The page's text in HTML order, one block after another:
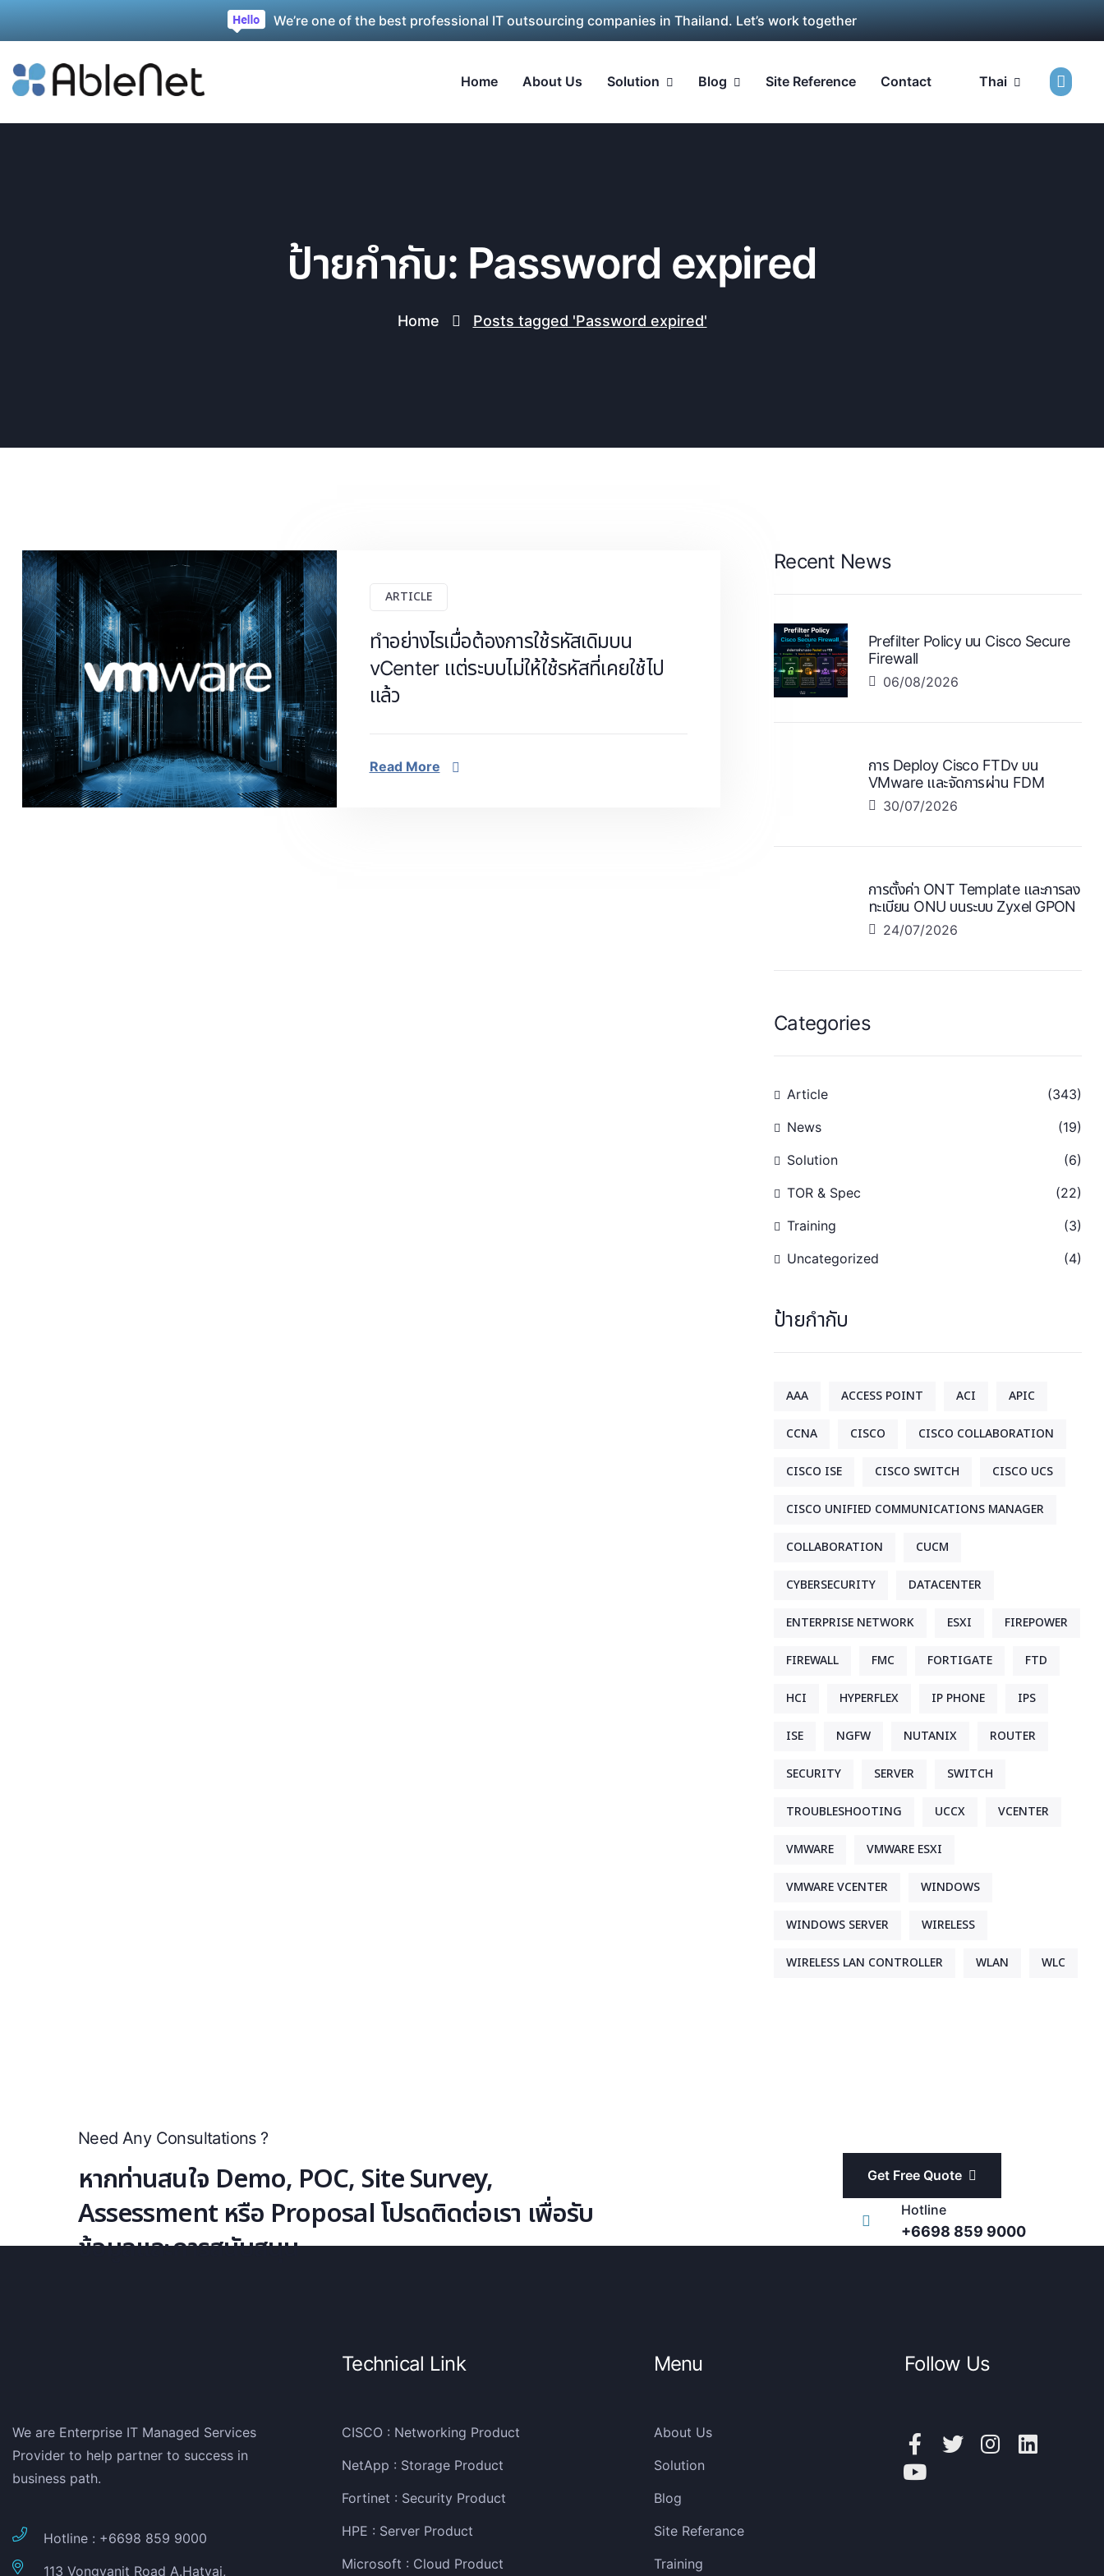
We’re one of the best professional IT outsourcing companies in Thailand. Let’s work together
Home About Us Solution Blog Site Reference Contact Thai
ป้ายกำกับ: Password expired
Home Posts tagged 'Password expired'
ARTICLE
ทำอย่างไรเมื่อต้องการใช้รหัสเดิมบน
vCenter แต่ระบบไม่ให้ใช้รหัสที่เคยใช้ไป
แล้ว
Read More
Recent News
Prefilter Policy บน Cisco Secure
Firewall
06/08/2026
การ Deploy Cisco FTDv บน
VMware และจัดการผ่าน FDM
30/07/2026
การตั้งค่า ONT Template และการลง
ทะเบียน ONU บนระบบ Zyxel GPON
24/07/2026
Categories
Article (343)
News (19)
Solution (6)
TOR & Spec (22)
Training (3)
Uncategorized (4)
ป้ายกำกับ
AAA ACCESS POINT ACI APIC
CCNA CISCO CISCO COLLABORATION
CISCO ISE CISCO SWITCH CISCO UCS
CISCO UNIFIED COMMUNICATIONS MANAGER
COLLABORATION CUCM
CYBERSECURITY DATACENTER
ENTERPRISE NETWORK ESXI FIREPOWER
FIREWALL FMC FORTIGATE FTD
HCI HYPERFLEX IP PHONE IPS
ISE NGFW NUTANIX ROUTER
SECURITY SERVER SWITCH
TROUBLESHOOTING UCCX VCENTER
VMWARE VMWARE ESXI
VMWARE VCENTER WINDOWS
WINDOWS SERVER WIRELESS
WIRELESS LAN CONTROLLER WLAN WLC
Need Any Consultations ?
หากท่านสนใจ Demo, POC, Site Survey,
Assessment หรือ Proposal โปรดติดต่อเรา เพื่อรับ
ข้อมูลและการสนับสนุน
Get Free Quote
Hotline
+6698 859 9000
We are Enterprise IT Managed Services
Provider to help partner to success in
business path.
Hotline : +6698 859 9000
113 Vongvanit Road A.Hatyai,
Technical Link
CISCO : Networking Product
NetApp : Storage Product
Fortinet : Security Product
HPE : Server Product
Microsoft : Cloud Product
Menu
About Us
Solution
Blog
Site Referance
Training
Follow Us